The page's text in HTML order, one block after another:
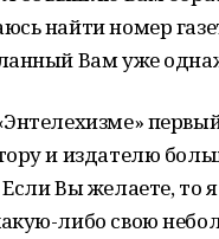
найти номер
Вам уже
и издателю
Вы желаете, то
либо свою